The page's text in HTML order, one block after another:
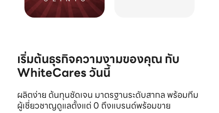
เริ่มต้นธุรกิจความงามของคุณ กับ
WhiteCares วันนี้
ผลิตง่าย ต้นทุนชัดเจน มาตรฐานระดับสากล พร้อมทีม
ผู้เชี่ยวชาญดูแลตั้งแต่ 0 ถึงแบรนด์พร้อมขาย